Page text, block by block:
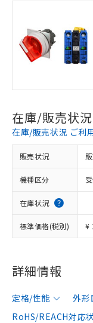
在庫/販売状況
在庫/販売状況 ご利
販売状況
機種区分
在庫状況
標準価格(税別) ¥
詳細情報
定格/性能 外形
RoHS/REACH対応